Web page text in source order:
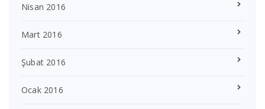
Nisan 2016
Mart 2016
Şubat 2016
Ocak 2016